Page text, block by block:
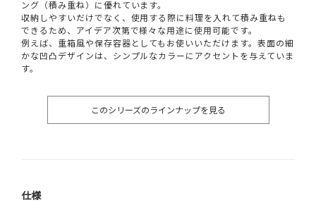
ング（積み重ね）に優れています。
収納しやすいだけでなく、使用する際に料理を入れて積み重ねも
できるため、アイデア次第で様々な用途に使用可能です。
例えば、重箱風や保存容器としてもお使いいただけます。表面の細
かな凹凸デザインは、シンプルなカラーにアクセントを与えていま
す。
このシリーズのラインナップを見る
仕様